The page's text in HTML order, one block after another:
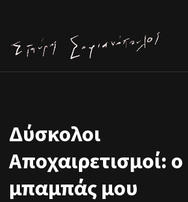
Δύσκολοι
Αποχαιρετισμοί: ο
μπαμπάς μου